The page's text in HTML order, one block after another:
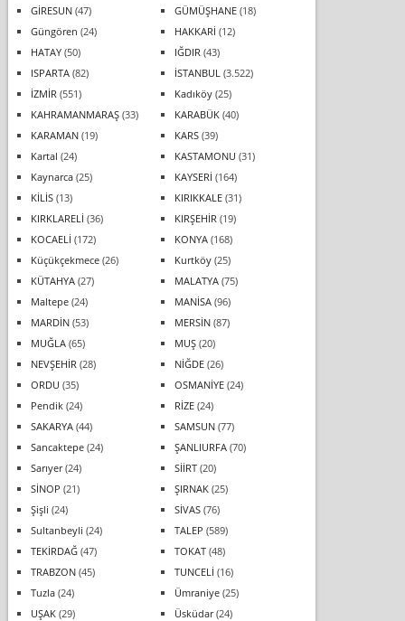
GİRESUN(47) GÜMÜŞHANE(18)
Güngören (24) HAKKARİ (12)
HATAY(50) IĞDIR (43)
ISPARTA(82) İSTANBUL (3.522)
İZMİR (551) Kadıköy(25)
KAHRAMANMARAŞ(33) KARABÜK(40)
KARAMAN(19) KARS(39)
Kartal (24) KASTAMONU (31)
Kaynarca(25) KAYSERİ (164)
KİLİS(13) KIRIKKALE(31)
KIRKLARELİ (36) KIRŞEHİR (19)
KOCAELİ (172) KONYA(168)
Küçükçekmece(26) Kurtköy(25)
KÜTAHYA(27) MALATYA(75)
Maltepe(24) MANİSA(96)
MARDİN(53) MERSİN(87)
MUĞLA(65) MUŞ(20)
NEVŞEHİR (28) NİĞDE(26)
ORDU (35) OSMANİYE(24)
Pendik(24) RİZE(24)
SAKARYA(44) SAMSUN(77)
Sancaktepe(24) ŞANLIURFA(70)
Sarıyer(24) SİİRT(20)
SİNOP (21) ŞIRNAK(25)
Şişli (24) SİVAS(76)
Sultanbeyli (24) TALEP (589)
TEKİRDAĞ(47) TOKAT(48)
TRABZON(45) TUNCELİ (16)
Tuzla(24) Ümraniye(25)
UŞAK(29) Üsküdar(24)